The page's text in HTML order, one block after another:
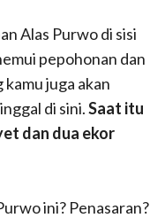
Alas Purwo di sisi
pepohonan dan
juga akan
di sini.Saat itu
dan dua ekor
ini? Penasaran?